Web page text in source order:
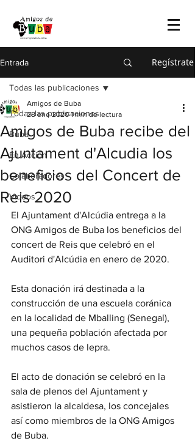
Entrada Regístrate
Todas las publicaciones
Buba
En Acción
Colaboradores
Videos
Todas las publicaciones
Amigos de Buba recibe del
Ajuntament d'Alcudia los
beneficios del Concert de
Reis 2020
Amigos de Buba
28 ene 2020 1 min de lectura
El Ajuntament d'Alcúdia entrega a la
ONG Amigos de Buba los beneficios del
concert de Reis que celebró en el
Auditori d'Alcúdia en enero de 2020.
Esta donación irá destinada a la
construcción de una escuela coránica
en la localidad de Mballing (Senegal),
una pequeña población afectada por
muchos casos de lepra.
El acto de donación se celebró en la
sala de plenos del Ajuntament y
asistieron la alcaldesa, los concejales
así como miembros de la ONG Amigos
de Buba.